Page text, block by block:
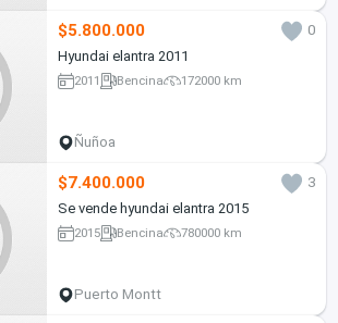
$5.800.000
0
Hyundai elantra 2011
2011 Bencina 172000 km
Ñuñoa
$7.400.000
3
Se vende hyundai elantra 2015
2015 Bencina 780000 km
Puerto Montt